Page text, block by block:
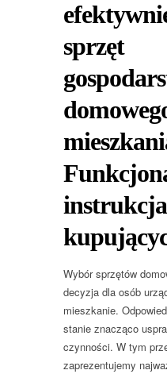
sprzęt
Wybór sprzętów
decyzja dla osób
mieszkanie.
stanie znacząco
czynności. W tym
zaprezentujemy